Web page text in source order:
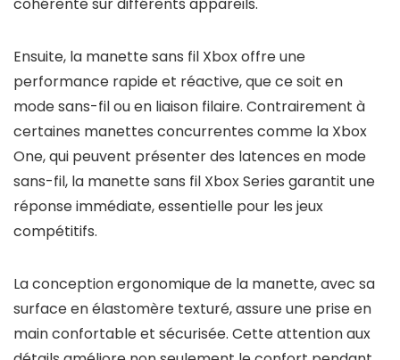
Ensuite, la manette sans fil Xbox offre une
performance rapide et réactive, que ce soit en
mode sans-fil ou en liaison filaire. Contrairement à
certaines manettes concurrentes comme la Xbox
One, qui peuvent présenter des latences en mode
sans-fil, la manette sans fil Xbox Series garantit une
réponse immédiate, essentielle pour les jeux
compétitifs.
La conception ergonomique de la manette, avec sa
surface en élastomère texturé, assure une prise en
main confortable et sécurisée. Cette attention aux